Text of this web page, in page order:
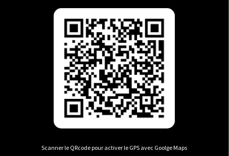
Scanner le QRcode pour activer le GPS avec Goolge Maps